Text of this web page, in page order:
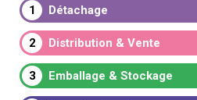
1 Détachage
2 Distribution & Vente
3 Emballage & Stockage